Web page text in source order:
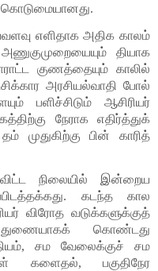
கொடுமையானது.
எளிதாக அதிக காலம்
தியாக
குணத்தையும் காலில்
அரசியல்வாதி போல்
பளிச்சிடும் ஆசிரியர்
நேராக எதிர்த்துக்
முதுகிற்கு பின் காரித்
நிலையில் இன்றைய
கடந்த கால
விரோத வடுக்களுக்குத்
கொண்டது
சம வேலைக்குச் சம
களைதல், பகுதிநேர